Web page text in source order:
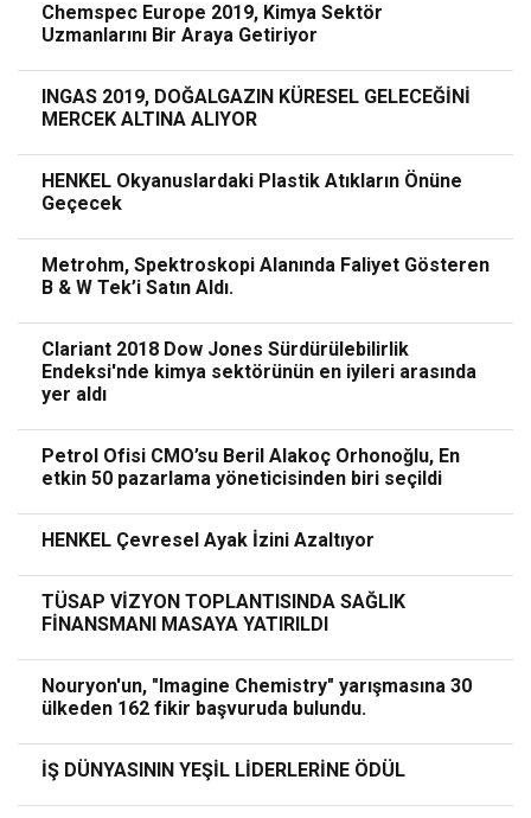
Chemspec Europe 2019, Kimya Sektör
Uzmanlarını Bir Araya Getiriyor
INGAS 2019, DOĞALGAZIN KÜRESEL GELECEĞİNİ
MERCEK ALTINA ALIYOR
HENKEL Okyanuslardaki Plastik Atıkların Önüne
Geçecek
Metrohm, Spektroskopi Alanında Faliyet Gösteren
B & W Tek’i Satın Aldı.
Clariant 2018 Dow Jones Sürdürülebilirlik
Endeksi'nde kimya sektörünün en iyileri arasında
yer aldı
Petrol Ofisi CMO’su Beril Alakoç Orhonoğlu, En
etkin 50 pazarlama yöneticisinden biri seçildi
HENKEL Çevresel Ayak İzini Azaltıyor
TÜSAP VİZYON TOPLANTISINDA SAĞLIK
FİNANSMANI MASAYA YATIRILDI
Nouryon'un, "Imagine Chemistry" yarışmasına 30
ülkeden 162 fikir başvuruda bulundu.
İŞ DÜNYASININ YEŞİL LİDERLERİNE ÖDÜL